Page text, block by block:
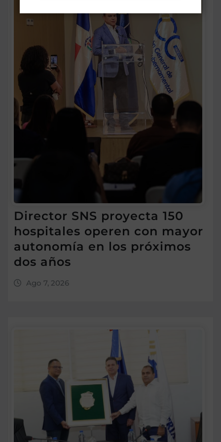
Director SNS proyecta 150
hospitales operen con mayor
autonomía en los próximos
dos años
Ago 7, 2026